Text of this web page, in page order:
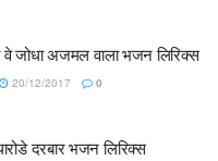
वे जोधा अजमल वाला भजन लिरिक्स
20/12/2017 0
दरबार भजन लिरिक्स